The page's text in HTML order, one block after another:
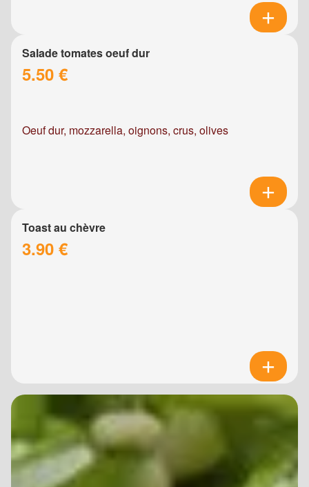
Salade tomates oeuf dur
5.50 €
Oeuf dur, mozzarella, oignons, crus, olives
Toast au chèvre
3.90 €